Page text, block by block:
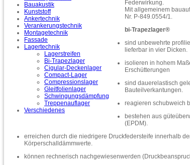
Bauakustik
Kunststoff
Ankertechnik
Verankerungstechnik
Montagetechnik
Fassade
Lagertechnik
Lagerstreifen
Bi-Trapezlager
Cigular-Deckenlager
Compact-Lager
Compressionslager
Gleitfolienlager
Schwingungsdämpfung
Treppenauflager
Verschiedenes
Federwirkung.
Mit allgemeinem
Nr. P-849.0554/1.
bi-Trapezlager®
sind unbewehrte
lieferbar in vier Dicken.
isolieren in hohem
Erschütterungen
sind dauerelastisch
Bauteilverkantungen.
reagieren schubweich
bestehen aus
(EPDM).
erreichen durch die niedrigere Druckfedersteife innerhalb
Körperschalldämmwerte.
können rechnerisch nachgewiesenwerden